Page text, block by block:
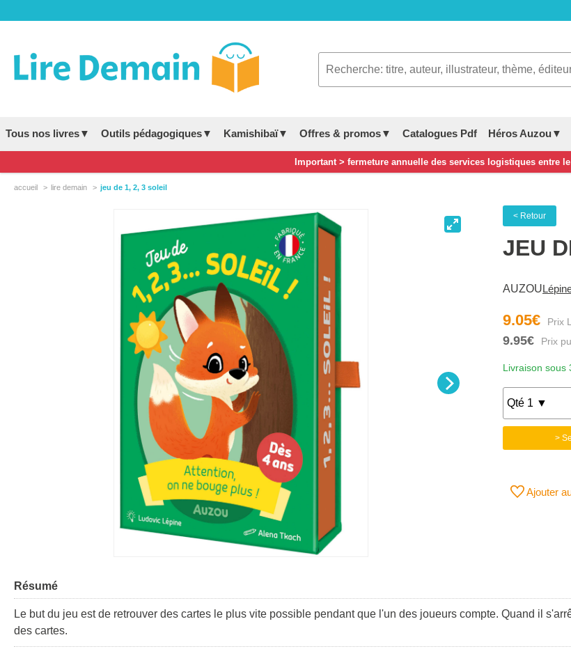
Tous nos livres▼ Outils pédagogiques▼ Kamishibaï▼ Offres & promos▼ Catalogues Pdf Héros Auzou▼
Important > fermeture annuelle des services logistiques entre le
accueil lire demain jeu de 1, 2, 3 soleil
< Retour
JEU
AUZOU
9.05€
9.95€
Livraison sous
>
Ajouter
Résumé
Le but du jeu est de retrouver des cartes le plus vite possible pendant que l'un des joueurs compte. Quand il
des cartes.